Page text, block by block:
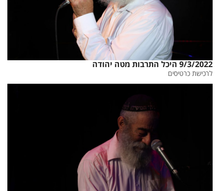
9/3/2022 היכל התרבות מטה יהודה
לרכישת כרטיסים